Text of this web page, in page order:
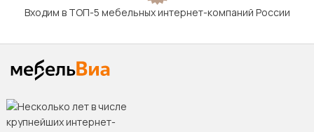
Входим в ТОП-5 мебельных интернет-компаний России